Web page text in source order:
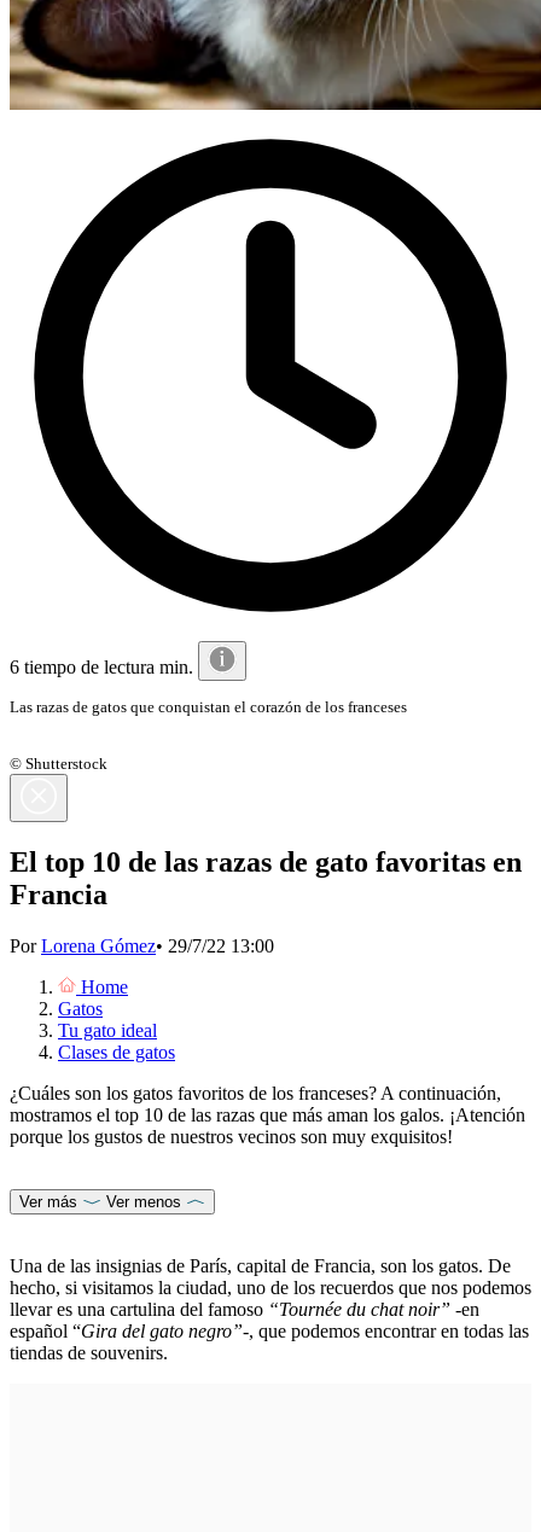
6 tiempo de lectura min.
Las razas de gatos que conquistan el corazón de los franceses
© Shutterstock
El top 10 de las razas de gato favoritas en
Francia
PorLorena Gómez• 29/7/22 13:00
Home
Gatos
Tu gato ideal
Clases de gatos
¿Cuáles son los gatos favoritos de los franceses? A continuación,
mostramos el top 10 de las razas que más aman los galos. ¡Atención
porque los gustos de nuestros vecinos son muy exquisitos!
Ver más Ver menos
Una de las insignias de París, capital de Francia, son los gatos. De
hecho, si visitamos la ciudad, uno de los recuerdos que nos podemos
llevar es una cartulina del famoso “Tournée du chat noir” -en
español “Gira del gato negro”-, que podemos encontrar en todas las
tiendas de souvenirs.